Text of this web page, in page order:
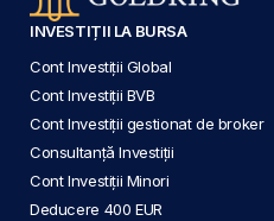
INVESTIȚII LA BURSA
Cont Investiții Global
Cont Investiții BVB
Cont Investiții gestionat de broker
Consultanță Investiții
Cont Investiții Minori
Deducere 400 EUR